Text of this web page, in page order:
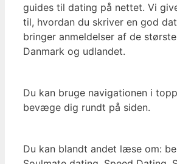
guides til dating på nettet. Vi
til, hvordan du skriver en god
bringer anmeldelser af de
Danmark og udlandet.
Du kan bruge navigationen i
bevæge dig rundt på siden.
Du kan blandt andet læse om: